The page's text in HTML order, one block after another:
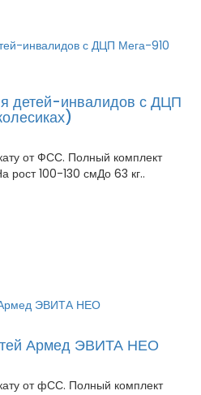
детей-инвалидов с ДЦП
от ФСС. Полный комплект
рост 100-130 смДо 63 кг..
Армед ЭВИТА НЕО
от фСС. Полный комплект